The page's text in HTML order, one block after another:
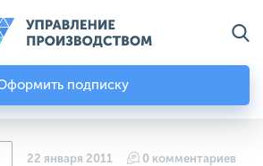
подписку
22 января 2011 0 комментариев